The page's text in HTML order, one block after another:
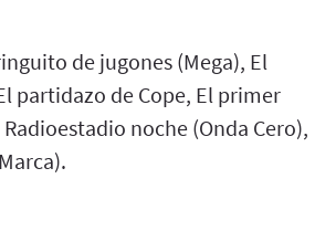
de jugones (Mega), El
partidazo de Cope, El primer
noche (Onda Cero),